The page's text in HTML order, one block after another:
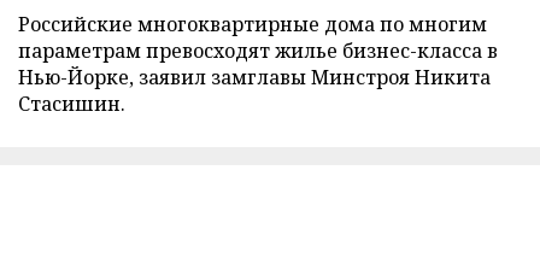
Российские многоквартирные дома по многим
параметрам превосходят жилье бизнес-класса в
Нью-Йорке, заявил замглавы Минстроя Никита
Стасишин.